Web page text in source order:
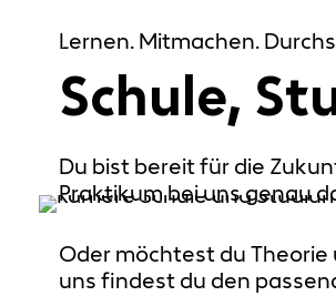
Lernen. Mitmachen.
Schule,
Du bist bereit für die
Praktikum bei uns genau
Oder möchtest du Theorie
uns findest du den